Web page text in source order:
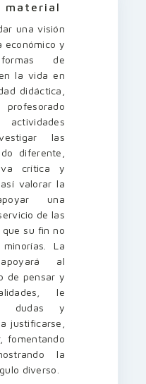
material
una visión
económico y
de
la vida en
didáctica,
las
diferente,
crítica y
valorar la
una
de las
su fin no
La
al
de pensar y
le
dudas y
justificarse,
fomentando
la
diverso.